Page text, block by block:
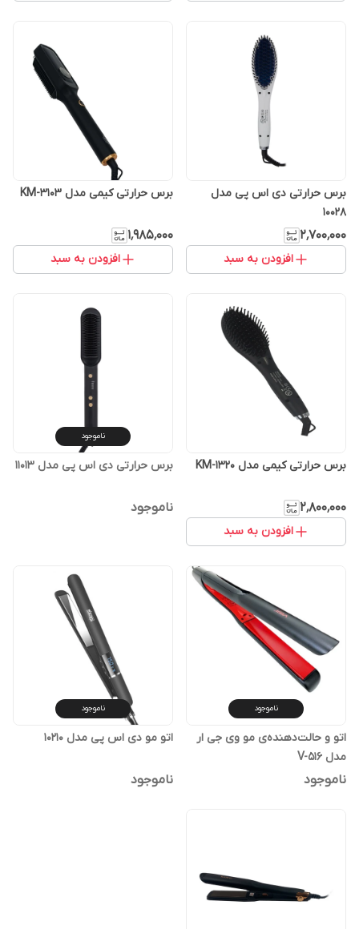
برس حرارتی دی اس پی مدل
10028
۲٬۷۰۰٬۰۰۰
افزودن به سبد
برس حرارتی کیمی مدل KM-3103
۱٬۹۸۵٬۰۰۰
افزودن به سبد
برس حرارتی کیمی مدل KM-1320
۲٬۸۰۰٬۰۰۰
افزودن به سبد
ناموجود
برس حرارتی دی اس پی مدل 11013
ناموجود
ناموجود
اتو و حالت‌دهنده‌ی مو وی جی ار
مدل V-516
ناموجود
ناموجود
اتو مو دی اس پی مدل 10210
ناموجود